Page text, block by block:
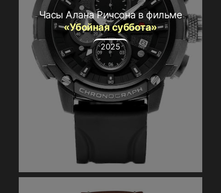
Часы Алана Ричсона в фильме
«Убойная суббота»
2025